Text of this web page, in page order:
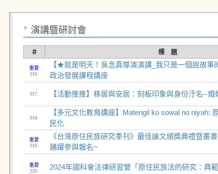
演講暨研討會
＃ 標 題
重要
316.
【★就是明天！吳念真導演演講_我只是一個說故
政治發展課程講座
317. 【活動推推】移居與安居：刻板印象與身份汙名--
318.
【多元文化教育講座】Matengil ko sowal no niyah:
民化
重要
319.
《台灣原住民族研究季刊》最佳論文頒獎典禮暨叢
踴躍參與報名~
重要
320.
2024年國科會法律研習營「原住民族法的研究：典